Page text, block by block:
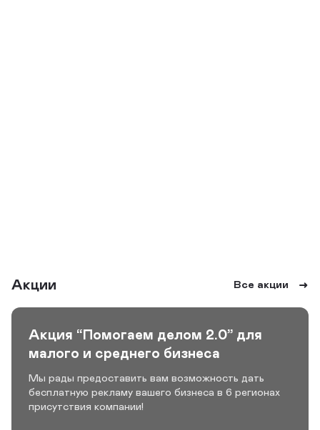
Акции Все акции
Акция “Помогаем делом 2.0” для
малого и среднего бизнеса
Мы рады предоставить вам возможность дать
бесплатную рекламу вашего бизнеса в 6 регионах
присутствия компании!